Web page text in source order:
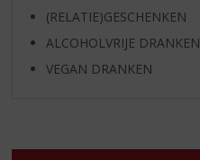
(RELATIE)GESCHENKEN
ALCOHOLVRIJE DRANKEN
VEGAN DRANKEN